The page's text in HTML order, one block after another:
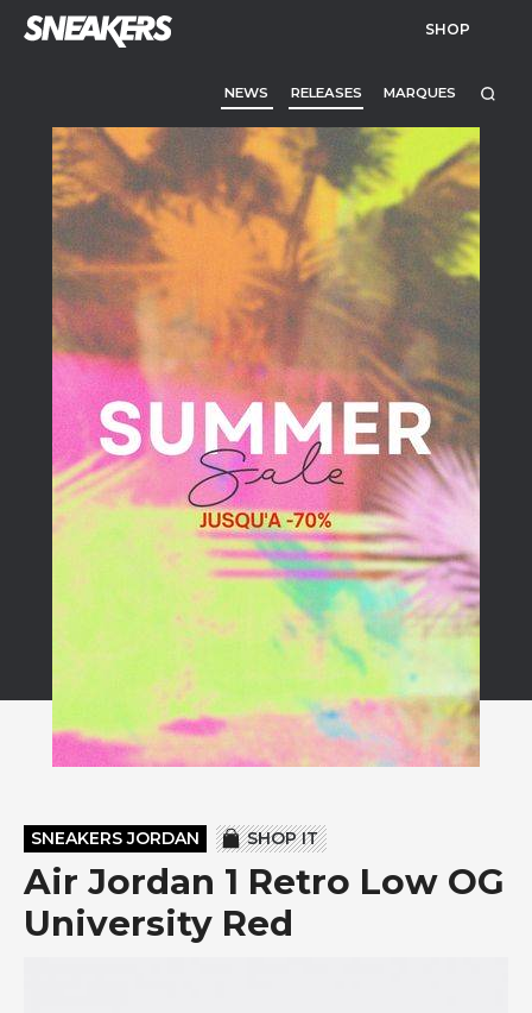
SHOP
NEWS RELEASES MARQUES
SNEAKERS JORDAN SHOP IT
Air Jordan 1 Retro Low OG
University Red